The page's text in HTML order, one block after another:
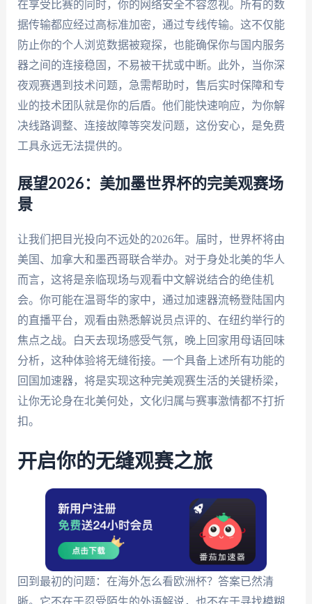
在享受比赛的同时，你的网络安全不容忽视。所有的数
据传输都应经过高标准加密，通过专线传输。这不仅能
防止你的个人浏览数据被窥探，也能确保你与国内服务
器之间的连接稳固，不易被干扰或中断。此外，当你深
夜观赛遇到技术问题，急需帮助时，售后实时保障和专
业的技术团队就是你的后盾。他们能快速响应，为你解
决线路调整、连接故障等突发问题，这份安心，是免费
工具永远无法提供的。
展望2026：美加墨世界杯的完美观赛场
景
让我们把目光投向不远处的2026年。届时，世界杯将由
美国、加拿大和墨西哥联合举办。对于身处北美的华人
而言，这将是亲临现场与观看中文解说结合的绝佳机
会。你可能在温哥华的家中，通过加速器流畅登陆国内
的直播平台，观看由熟悉解说员点评的、在纽约举行的
焦点之战。白天去现场感受气氛，晚上回家用母语回味
分析，这种体验将无缝衔接。一个具备上述所有功能的
回国加速器，将是实现这种完美观赛生活的关键桥梁，
让你无论身在北美何处，文化归属与赛事激情都不打折
扣。
开启你的无缝观赛之旅
回到最初的问题：在海外怎么看欧洲杯？答案已然清
晰。它不在于忍受陌生的外语解说，也不在于寻找模糊